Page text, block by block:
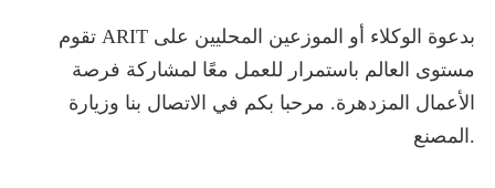
تقوم ARIT بدعوة الوكلاء أو الموزعين المحليين على
مستوى العالم باستمرار للعمل معًا لمشاركة فرصة
الأعمال المزدهرة. مرحبا بكم في الاتصال بنا وزيارة
المصنع.